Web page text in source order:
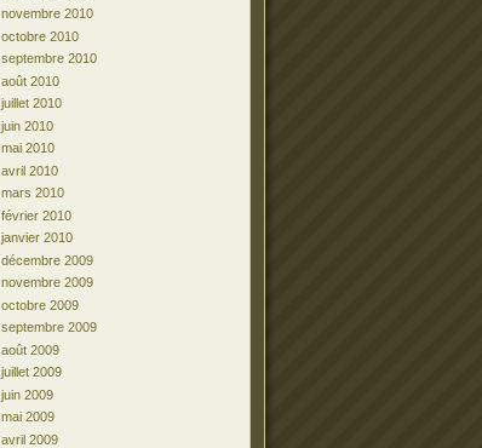
novembre 2010
octobre 2010
septembre 2010
août 2010
juillet 2010
juin 2010
mai 2010
avril 2010
mars 2010
février 2010
janvier 2010
décembre 2009
novembre 2009
octobre 2009
septembre 2009
août 2009
juillet 2009
juin 2009
mai 2009
avril 2009